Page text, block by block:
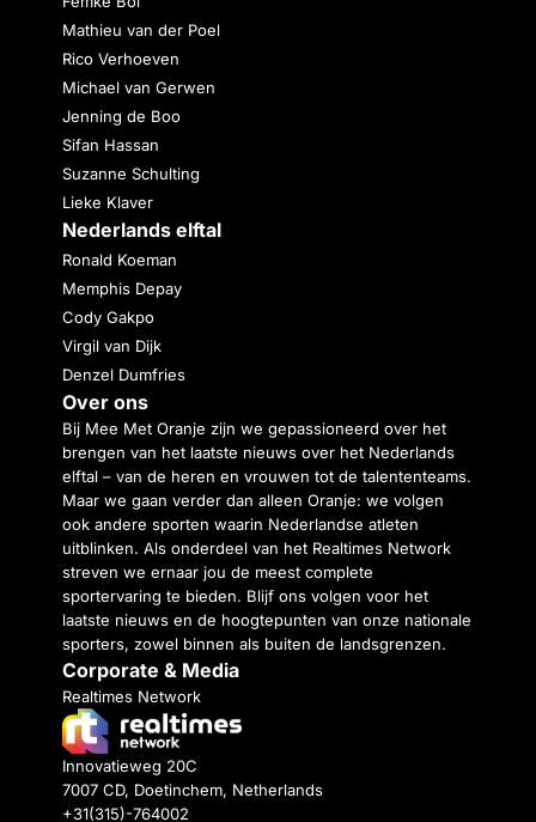
Mathieu van der Poel
Rico Verhoeven
Michael van Gerwen
Jenning de Boo
Sifan Hassan
Suzanne Schulting
Lieke Klaver
Nederlands elftal
Ronald Koeman
Memphis Depay
Cody Gakpo
Virgil van Dijk
Denzel Dumfries
Over ons
Bij Mee Met Oranje zijn we gepassioneerd over het
brengen van het laatste nieuws over het Nederlands
elftal – van de heren en vrouwen tot de talententeams.
Maar we gaan verder dan alleen Oranje: we volgen
ook andere sporten waarin Nederlandse atleten
uitblinken. Als onderdeel van het Realtimes Network
streven we ernaar jou de meest complete
sportervaring te bieden. Blijf ons volgen voor het
laatste nieuws en de hoogtepunten van onze nationale
sporters, zowel binnen als buiten de landsgrenzen.
Corporate & Media
Realtimes Network
Innovatieweg 20C
7007 CD, Doetinchem, Netherlands
+31(315)-764002